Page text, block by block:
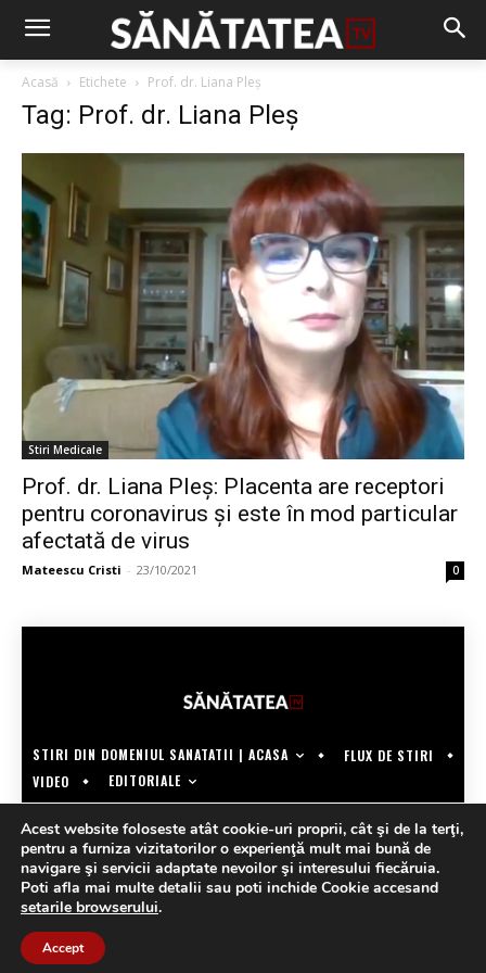
Acasă Etichete Prof. dr. Liana Pleș
Tag: Prof. dr. Liana Pleș
Stiri Medicale
Prof. dr. Liana Pleș: Placenta are receptori
pentru coronavirus și este în mod particular
afectată de virus
Mateescu Cristi - 23/10/2021 0
STIRI DIN DOMENIUL SANATATII | ACASA
FLUX DE STIRI
VIDEO
EDITORIALE
Acest website foloseste atât cookie-uri proprii, cât şi de la terţi,
pentru a furniza vizitatorilor o experienţă mult mai bună de
navigare şi servicii adaptate nevoilor şi interesului fiecăruia.
Poti afla mai multe detalii sau poti inchide Cookie accesand
setarile browserului.
Accept